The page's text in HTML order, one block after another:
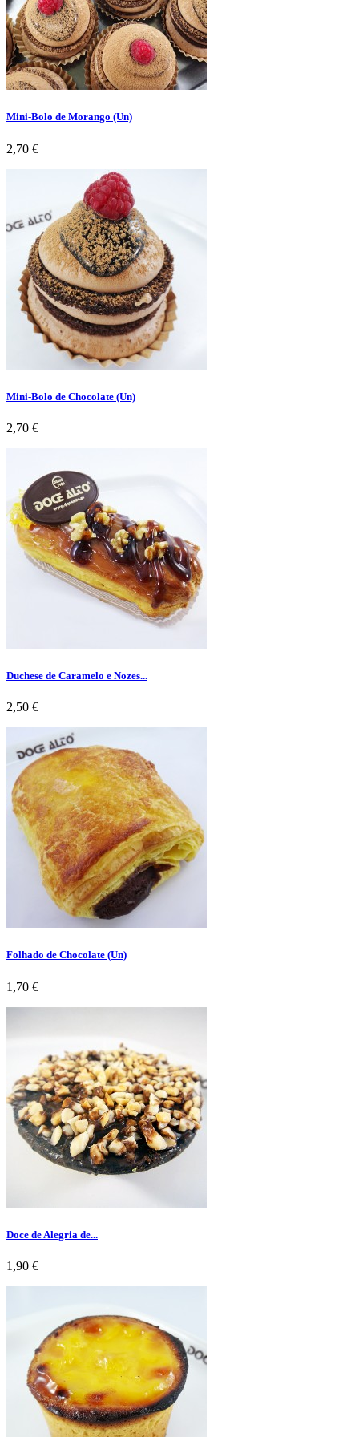
Mini-Bolo de Morango (Un)
Preço
2,70 €
Mini-Bolo de Chocolate (Un)
Preço
2,70 €
Duchese de Caramelo e Nozes...
Preço
2,50 €
Folhado de Chocolate (Un)
Preço
1,70 €
Doce de Alegria de...
Preço
1,90 €